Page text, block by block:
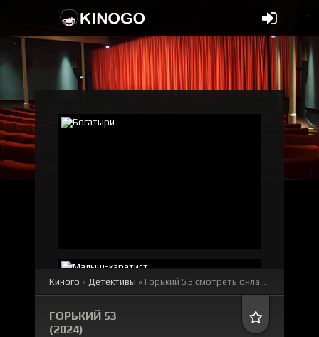
Киного » Детективы » Горький 53 смотреть онлайн бесплатно
ГОРЬКИЙ 53
(2024)